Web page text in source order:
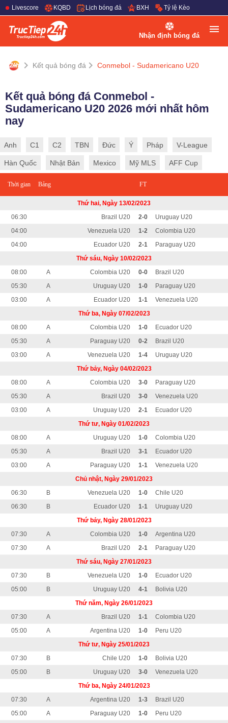
Livescore KQBD Lịch bóng đá BXH Tỷ lệ Kèo
Nhận định bóng đá
Kết quả bóng đá Conmebol - Sudamericano U20
Kết quả bóng đá Conmebol -
Sudamericano U20 2026 mới nhất hôm
nay
Anh C1 C2 TBN Đức Ý Pháp V-League
Hàn Quốc Nhật Bản Mexico Mỹ MLS AFF Cup
Thời gian Bảng FT
Thứ hai, Ngày 13/02/2023
06:30
Brazil U20 2-0
Uruguay U20
04:00
Venezuela U20 1-2
Colombia U20
04:00
Ecuador U20 2-1
Paraguay U20
Thứ sáu, Ngày 10/02/2023
08:00
A Colombia U20 0-0
Brazil U20
05:30
A Uruguay U20 1-0
Paraguay U20
03:00
A Ecuador U20 1-1
Venezuela U20
Thứ ba, Ngày 07/02/2023
08:00
A Colombia U20 1-0
Ecuador U20
05:30
A Paraguay U20 0-2
Brazil U20
03:00
A Venezuela U20 1-4
Uruguay U20
Thứ bảy, Ngày 04/02/2023
08:00
A Colombia U20 3-0
Paraguay U20
05:30
A Brazil U20 3-0
Venezuela U20
03:00
A Uruguay U20 2-1
Ecuador U20
Thứ tư, Ngày 01/02/2023
08:00
A Uruguay U20 1-0
Colombia U20
05:30
A Brazil U20 3-1
Ecuador U20
03:00
A Paraguay U20 1-1
Venezuela U20
Chủ nhật, Ngày 29/01/2023
06:30
B Venezuela U20 1-0
Chile U20
06:30
B Ecuador U20 1-1
Uruguay U20
Thứ bảy, Ngày 28/01/2023
07:30
A Colombia U20 1-0
Argentina U20
07:30
A Brazil U20 2-1
Paraguay U20
Thứ sáu, Ngày 27/01/2023
07:30
B Venezuela U20 1-0
Ecuador U20
05:00
B Uruguay U20 4-1
Bolivia U20
Thứ năm, Ngày 26/01/2023
07:30
A Brazil U20 1-1
Colombia U20
05:00
A Argentina U20 1-0
Peru U20
Thứ tư, Ngày 25/01/2023
07:30
B Chile U20 1-0
Bolivia U20
05:00
B Uruguay U20 3-0
Venezuela U20
Thứ ba, Ngày 24/01/2023
07:30
A Argentina U20 1-3
Brazil U20
05:00
A Paraguay U20 1-0
Peru U20